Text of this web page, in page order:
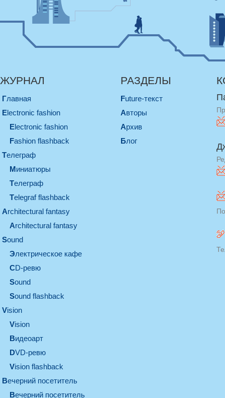
ЖУРНАЛ
Главная
electronic fashion
electronic fashion
Fashion flashback
телеграф
миниатюры
телеграф
Telegraf flashback
architectural fantasy
architectural fantasy
sound
электрическое кафе
CD-ревю
sound
Sound flashback
vision
vision
видеоарт
DVD-ревю
Vision flashback
вечерний посетитель
вечерний посетитель
РАЗДЕЛЫ
Future-текст
Авторы
Архив
Блог